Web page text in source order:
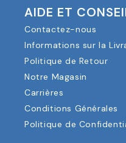
AIDE ET
Contactez-nous
Informations sur la
Politique de Retour
Notre Magasin
Carrières
Conditions Générales
Politique de